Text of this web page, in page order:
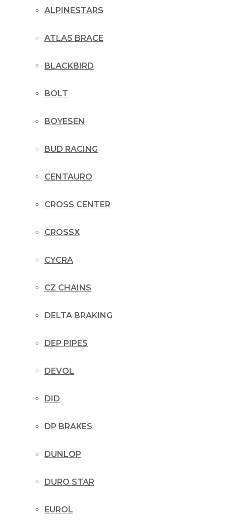
ALPINESTARS
ATLAS BRACE
BLACKBIRD
BOLT
BOYESEN
BUD RACING
CENTAURO
CROSS CENTER
CROSSX
CYCRA
CZ CHAINS
DELTA BRAKING
DEP PIPES
DEVOL
DID
DP BRAKES
DUNLOP
DURO STAR
EUROL